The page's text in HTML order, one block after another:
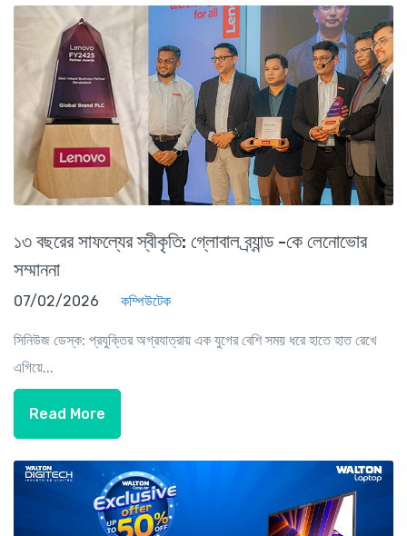
১৩ বছরের সাফল্যের স্বীকৃতি: গ্লোবাল ব্র্যান্ড -কে লেনোভোর
সম্মাননা
07/02/2026 কম্পিউটেক
সিনিউজ ডেস্ক: প্রযুক্তির অগ্রযাত্রায় এক যুগের বেশি সময় ধরে হাতে হাত রেখে
এগিয়ে...
Read More